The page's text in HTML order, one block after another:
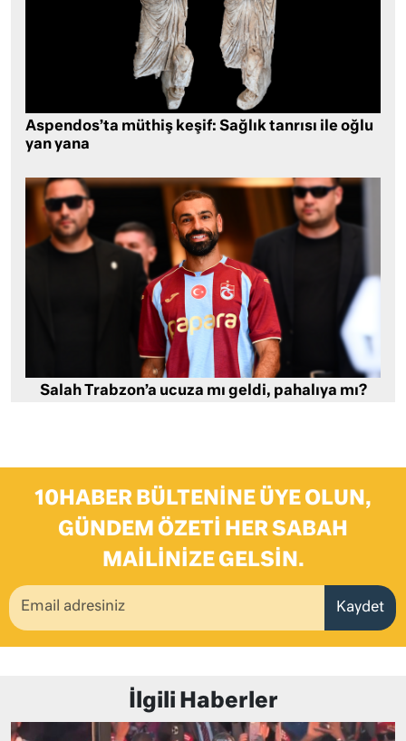
Aspendos’ta müthiş keşif: Sağlık tanrısı ile oğlu
yan yana
Salah Trabzon’a ucuza mı geldi, pahalıya mı?
10HABER BÜLTENINE ÜYE OLUN,
GÜNDEM ÖZETI HER SABAH
MAILINIZE GELSIN.
Kaydet
İlgili Haberler